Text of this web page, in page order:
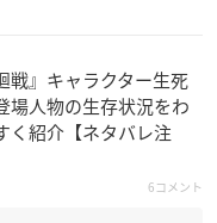
戦』キャラクター生死
場人物の生存状況をわ
く紹介【ネタバレ注
6コメント